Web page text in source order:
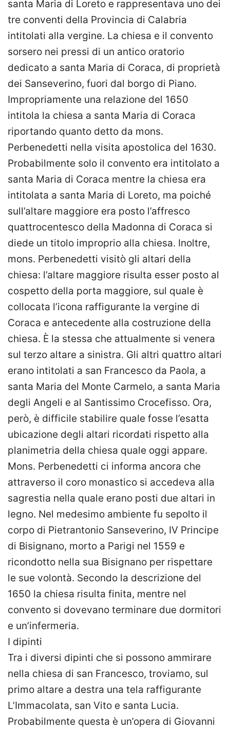
santa Maria di Loreto e rappresentava uno dei
tre conventi della Provincia di Calabria
intitolati alla vergine. La chiesa e il convento
sorsero nei pressi di un antico oratorio
dedicato a santa Maria di Coraca, di proprietà
dei Sanseverino, fuori dal borgo di Piano.
Impropriamente una relazione del 1650
intitola la chiesa a santa Maria di Coraca
riportando quanto detto da mons.
Perbenedetti nella visita apostolica del 1630.
Probabilmente solo il convento era intitolato a
santa Maria di Coraca mentre la chiesa era
intitolata a santa Maria di Loreto, ma poiché
sull’altare maggiore era posto l’affresco
quattrocentesco della Madonna di Coraca si
diede un titolo improprio alla chiesa. Inoltre,
mons. Perbenedetti visitò gli altari della
chiesa: l’altare maggiore risulta esser posto al
cospetto della porta maggiore, sul quale è
collocata l’icona raffigurante la vergine di
Coraca e antecedente alla costruzione della
chiesa. È la stessa che attualmente si venera
sul terzo altare a sinistra. Gli altri quattro altari
erano intitolati a san Francesco da Paola, a
santa Maria del Monte Carmelo, a santa Maria
degli Angeli e al Santissimo Crocefisso. Ora,
però, è difficile stabilire quale fosse l’esatta
ubicazione degli altari ricordati rispetto alla
planimetria della chiesa quale oggi appare.
Mons. Perbenedetti ci informa ancora che
attraverso il coro monastico si accedeva alla
sagrestia nella quale erano posti due altari in
legno. Nel medesimo ambiente fu sepolto il
corpo di Pietrantonio Sanseverino, IV Principe
di Bisignano, morto a Parigi nel 1559 e
ricondotto nella sua Bisignano per rispettare
le sue volontà. Secondo la descrizione del
1650 la chiesa risulta finita, mentre nel
convento si dovevano terminare due dormitori
e un’infermeria.
I dipinti
Tra i diversi dipinti che si possono ammirare
nella chiesa di san Francesco, troviamo, sul
primo altare a destra una tela raffigurante
L’Immacolata, san Vito e santa Lucia.
Probabilmente questa è un’opera di Giovanni